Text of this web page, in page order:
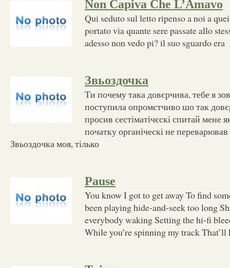
Non Capiva Che L’Amavo
Qui seduto sul letto ripenso a noi a
portato via quante sere passate allo
adesso non vedo pi? il suo sguardo era
Звьоздочка
Ти почему така довєрчива, тебе я
поступила опромєтчиво шо так
просив сестіматічєскі спитай мене
початку органіческі не
Звьоздочка моя, тілько
Pause
You know I got to get away To find
been playing hide-and-seek too long
everybody waking Setting the hi-fi
While you’re spinning my track That’ll